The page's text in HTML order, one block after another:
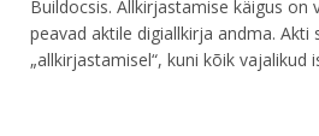
Buildocsis. Allkirjastamise käigus on
peavad aktile digiallkirja andma. Akti
„allkirjastamisel“, kuni kõik vajalikud